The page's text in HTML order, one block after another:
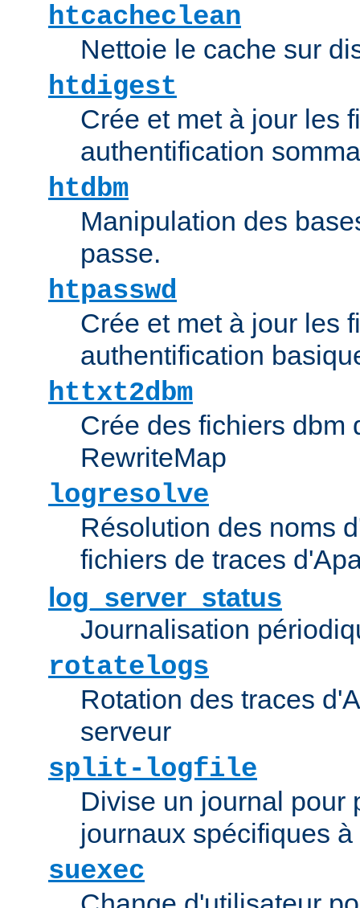
htcacheclean
Nettoie le cache sur
htdigest
Crée et met à jour les
authentification
htdbm
Manipulation des
passe.
htpasswd
Crée et met à jour les
authentification
httxt2dbm
Crée des fichiers dbm
RewriteMap
logresolve
Résolution des noms
fichiers de traces
log_server_status
Journalisation
rotatelogs
Rotation des traces
serveur
split-logfile
Divise un journal pour
journaux spécifiques
suexec